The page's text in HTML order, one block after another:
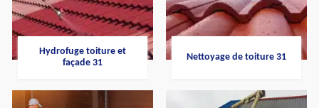
Hydrofuge toiture et
façade 31
Nettoyage de toiture 31